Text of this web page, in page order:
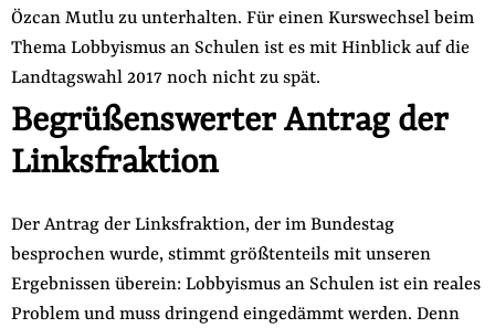
Özcan Mutlu zu unterhalten. Für einen Kurswechsel beim
Thema Lobbyismus an Schulen ist es mit Hinblick auf die
Landtagswahl 2017 noch nicht zu spät.
Begrüßenswerter Antrag der
Linksfraktion
Der Antrag der Linksfraktion, der im Bundestag
besprochen wurde, stimmt größtenteils mit unseren
Ergebnissen überein: Lobbyismus an Schulen ist ein reales
Problem und muss dringend eingedämmt werden. Denn